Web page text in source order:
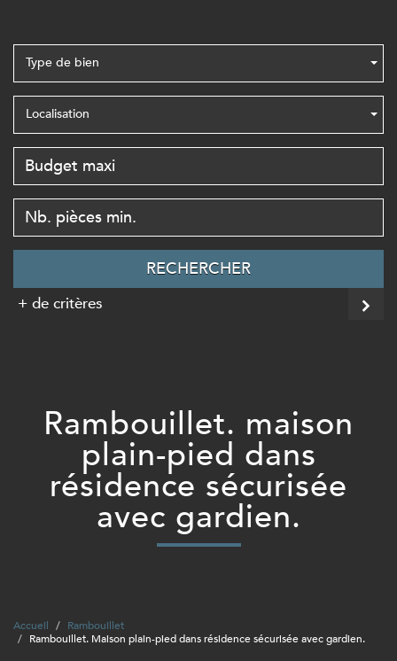
Type de bien
Localisation
RECHERCHER
+ de critères
rambouillet. maison
plain-pied dans
résidence sécurisée
avec gardien.
Accueil
Rambouillet
Rambouillet. Maison plain-pied dans résidence sécurisée avec gardien.